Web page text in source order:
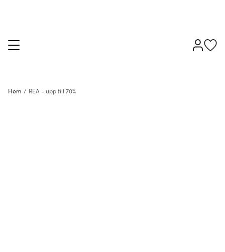
Hem / REA - upp till 70%